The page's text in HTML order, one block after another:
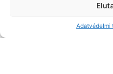
Adatvédelmi